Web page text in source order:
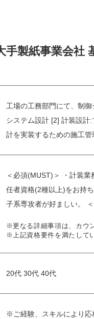
手製紙事業会社
工場の工務部門にて、制
システム設計 [2] 計装設計
計を実装するための施工管
＜必須(MUST)＞ ・計装
任者資格(2種以上)をお持
子系専攻者が好ましい。 ＜
※更なる詳細事項は、カウ
※上記資格要件を満たして
20代 30代 40代
※ご経験、スキルにより応